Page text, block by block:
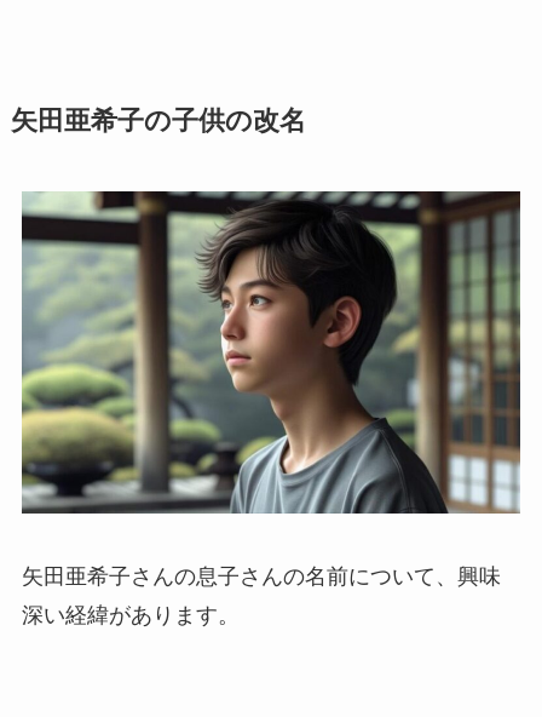
矢田亜希子の子供の改名
矢田亜希子さんの息子さんの名前について、興味
深い経緯があります。